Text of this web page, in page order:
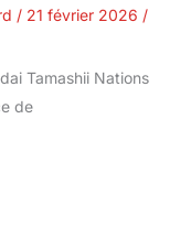
/ 21 février 2026 /
Tamashii Nations
de